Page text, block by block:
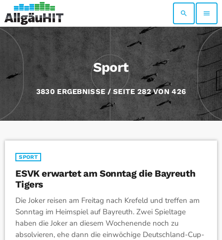
search menu
Sport
3830 ERGEBNISSE / SEITE 282 VON 426
SPORT
ESVK erwartet am Sonntag die Bayreuth
Tigers
Die Joker reisen am Freitag nach Krefeld und treffen am
Sonntag im Heimspiel auf Bayreuth. Zwei Spieltage
haben die Joker an diesem Wochenende noch zu
absolvieren, ehe dann die einwöchige Deutschland-Cup-